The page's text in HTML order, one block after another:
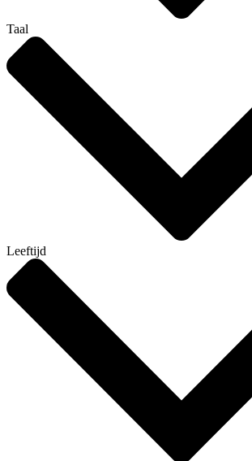
Taal
Leeftijd